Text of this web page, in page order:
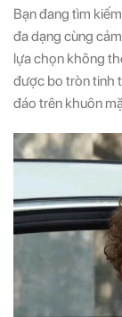
Bạn đang tìm
đa dạng cùng
lựa chọn không
được bo tròn tinh
đáo trên khuôn